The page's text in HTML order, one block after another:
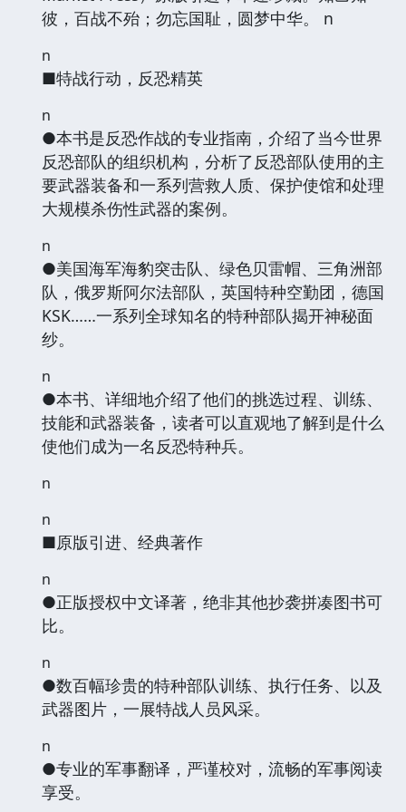
彼，百战不殆；勿忘国耻，圆梦中华。 n
n
■特战行动，反恐精英
n
●本书是反恐作战的专业指南，介绍了当今世界
反恐部队的组织机构，分析了反恐部队使用的主
要武器装备和一系列营救人质、保护使馆和处理
大规模杀伤性武器的案例。
n
●美国海军海豹突击队、绿色贝雷帽、三角洲部
队，俄罗斯阿尔法部队，英国特种空勤团，德国
KSK……一系列全球知名的特种部队揭开神秘面
纱。
n
●本书、详细地介绍了他们的挑选过程、训练、
技能和武器装备，读者可以直观地了解到是什么
使他们成为一名反恐特种兵。
n
n
■原版引进、经典著作
n
●正版授权中文译著，绝非其他抄袭拼凑图书可
比。
n
●数百幅珍贵的特种部队训练、执行任务、以及
武器图片，一展特战人员风采。
n
●专业的军事翻译，严谨校对，流畅的军事阅读
享受。